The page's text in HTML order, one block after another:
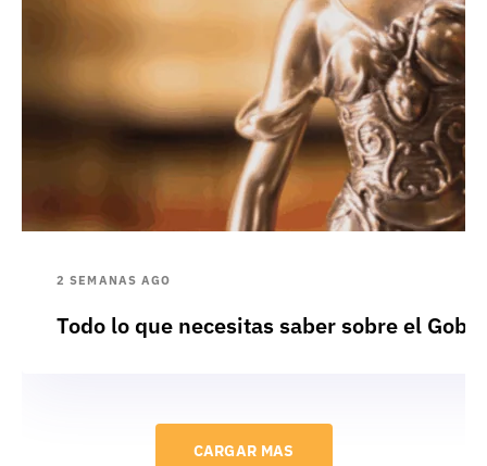
2 SEMANAS AGO
Todo lo que necesitas saber sobre el
CARGAR MAS